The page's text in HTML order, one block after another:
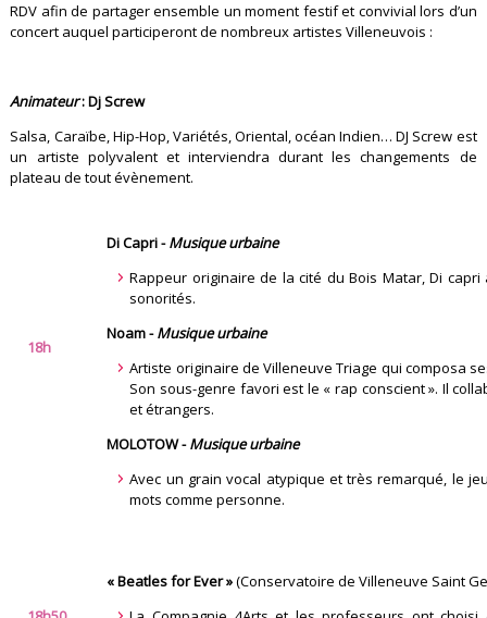
RDV afin de partager ensemble un moment festif et convivial lors d’un
concert auquel participeront de nombreux artistes Villeneuvois :
Animateur: Dj Screw
Salsa, Caraïbe, Hip-Hop, Variétés, Oriental, océan Indien… DJ Screw est
un artiste polyvalent et interviendra durant les changements de
plateau de tout évènement.
18h
Di Capri -Musique urbaine
Rappeur originaire de la cité du Bois Matar, Di
sonorités.
Noam -Musique urbaine
Artiste originaire de Villeneuve Triage qui composa
Son sous-genre favori est le « rap conscient ». Il
et étrangers.
MOLOTOW -Musique urbaine
Avec un grain vocal atypique et très remarqué, le
mots comme personne.
« Beatles for Ever »(Conservatoire de Villeneuve Saint